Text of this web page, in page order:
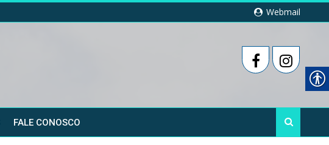
Webmail
FALE CONOSCO